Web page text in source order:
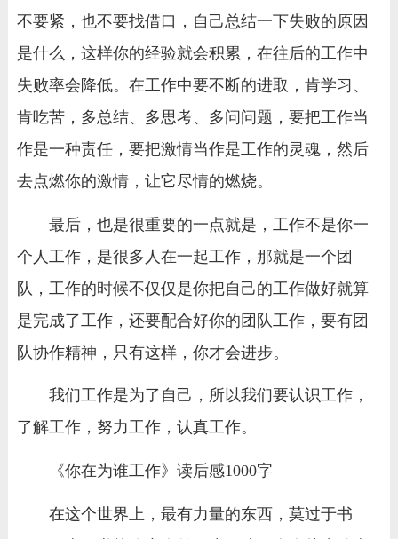
不要紧，也不要找借口，自己总结一下失败的原因
是什么，这样你的经验就会积累，在往后的工作中
失败率会降低。在工作中要不断的进取，肯学习、
肯吃苦，多总结、多思考、多问问题，要把工作当
作是一种责任，要把激情当作是工作的灵魂，然后
去点燃你的激情，让它尽情的燃烧。
最后，也是很重要的一点就是，工作不是你一
个人工作，是很多人在一起工作，那就是一个团
队，工作的时候不仅仅是你把自己的工作做好就算
是完成了工作，还要配合好你的团队工作，要有团
队协作精神，只有这样，你才会进步。
我们工作是为了自己，所以我们要认识工作，
了解工作，努力工作，认真工作。
《你在为谁工作》读后感1000字
在这个世界上，最有力量的东西，莫过于书